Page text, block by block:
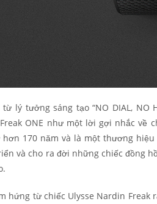
từ lý tưởng sáng tạo “NO DIAL, NO
ONE như một lời gợi nhắc về
hơn 170 năm và là một thương
và cho ra đời những chiếc đồng
hứng từ chiếc Ulysse Nardin Freak